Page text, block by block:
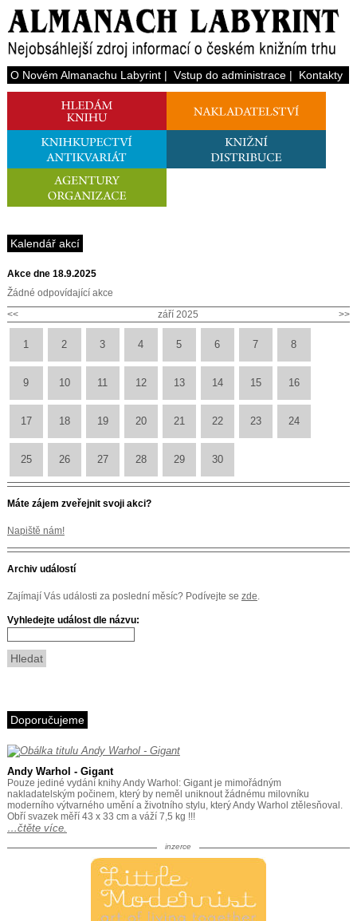
O Novém Almanachu Labyrint| Vstup do administrace| Kontakty
Kalendář akcí
Akce dne 18.9.2025
Žádné odpovídající akce
<<
>>
září 2025
1 2 3 4 5 6 7 8
9 10 11 12 13 14 15 16
17 18 19 20 21 22 23 24
25 26 27 28 29 30
Máte zájem zveřejnit svoji akci?
Napiště nám!
Archiv událostí
Zajímají Vás události za poslední měsíc? Podívejte se zde.
Vyhledejte událost dle názvu:
Doporučujeme
Andy Warhol - Gigant
Pouze jediné vydání knihy Andy Warhol: Gigant je mimořádným
nakladatelským počinem, který by neměl uniknout žádnému milovníku
moderního výtvarného umění a životního stylu, který Andy Warhol ztělesňoval.
Obří svazek měří 43 x 33 cm a váží 7,5 kg !!!
…čtěte více.
inzerce